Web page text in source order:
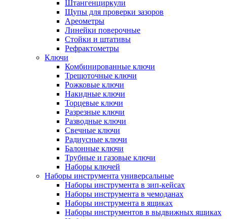
Штангенциркули
Щупы для проверки зазоров
Ареометры
Линейки поверочные
Стойки и штативы
Рефрактометры
Ключи
Комбинированные ключи
Трещоточные ключи
Рожковые ключи
Накидные ключи
Торцевые ключи
Разрезные ключи
Разводные ключи
Свечные ключи
Радиусные ключи
Балонные ключи
Трубные и газовые ключи
Наборы ключей
Наборы инструмента универсальные
Наборы инструмента в зип-кейсах
Наборы инструмента в чемоданах
Наборы инструмента в ящиках
Наборы инструментов в выдвижных ящиках